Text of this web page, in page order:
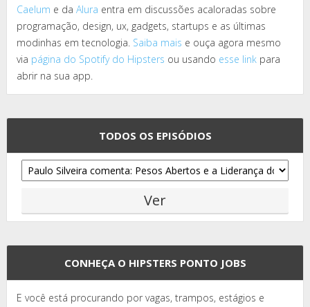
Caelum e da Alura entra em discussões acaloradas sobre
programação, design, ux, gadgets, startups e as últimas
modinhas em tecnologia. Saiba mais e ouça agora mesmo
via página do Spotify do Hipsters ou usando esse link para
abrir na sua app.
TODOS OS EPISÓDIOS
CONHEÇA O HIPSTERS PONTO JOBS
E você está procurando por vagas, trampos, estágios e